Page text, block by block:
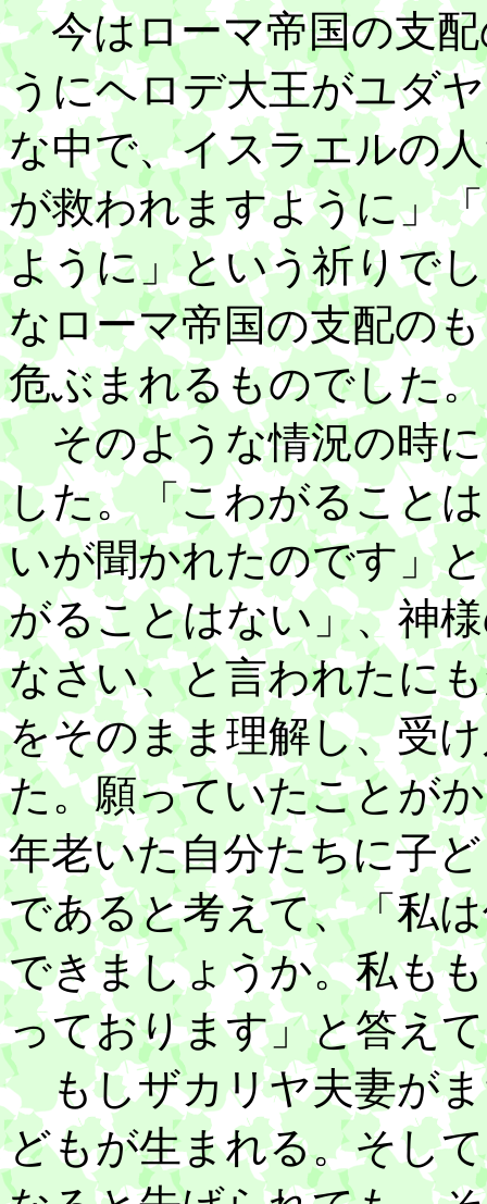
今はローマ帝国の支配
うにヘロデ大王がユダ
な中で、イスラエルの
が救われますように」
ように」という祈りで
なローマ帝国の支配の
危ぶまれるものでした。
そのような情況の時に
した。「こわがること
いが聞かれたのです」
がることはない」、神
なさい、と言われたに
をそのまま理解し、受
た。願っていたことが
年老いた自分たちに子
であると考えて、「私
できましょうか。私も
っております」と答え
もしザカリヤ夫妻がま
どもが生まれる。そし